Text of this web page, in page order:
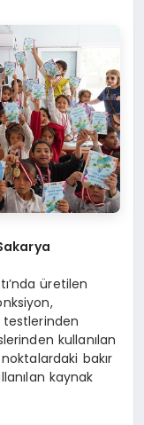
üretilen
kullanılan
bakır
kaynak